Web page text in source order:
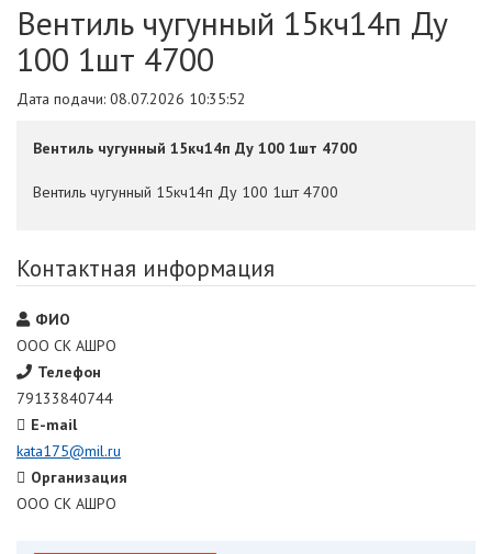
Вентиль чугунный 15кч14п Ду
100 1шт 4700
Дата подачи: 08.07.2026 10:35:52
Вентиль чугунный 15кч14п Ду 100 1шт 4700
Вентиль чугунный 15кч14п Ду 100 1шт 4700
Контактная информация
ФИО
ООО СК АШРО
Телефон
79133840744
E-mail
kata175@mil.ru
Организация
ООО СК АШРО